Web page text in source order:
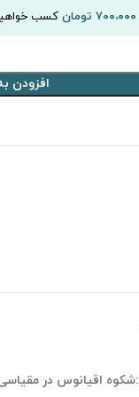
۷۰۰،۰۰۰ تومان کسب
افزودن